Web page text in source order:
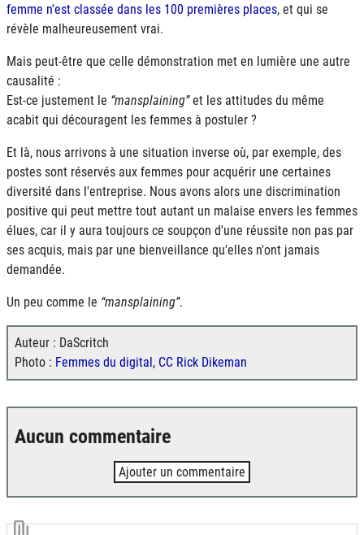
femme n'est classée dans les 100 premières places, et qui se
révèle malheureusement vrai.
Mais peut-être que celle démonstration met en lumière une autre
causalité :
Est-ce justement le mansplaining et les attitudes du même
acabit qui découragent les femmes à postuler ?
Et là, nous arrivons à une situation inverse où, par exemple, des
postes sont réservés aux femmes pour acquérir une certaines
diversité dans l'entreprise. Nous avons alors une discrimination
positive qui peut mettre tout autant un malaise envers les femmes
élues, car il y aura toujours ce soupçon d'une réussite non pas par
ses acquis, mais par une bienveillance qu'elles n'ont jamais
demandée.
Un peu comme le mansplaining .
Auteur : DaScritch
Photo : Femmes du digital, CC Rick Dikeman
Aucun commentaire
Ajouter un commentaire